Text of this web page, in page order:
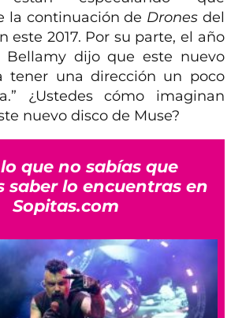
la continuación de Drones del
este 2017. Por su parte, el año
Bellamy dijo que este nuevo
tener una dirección un poco
¿Ustedes cómo imaginan
nuevo disco de Muse?
que no sabías que
saber lo encuentras en
Sopitas.com